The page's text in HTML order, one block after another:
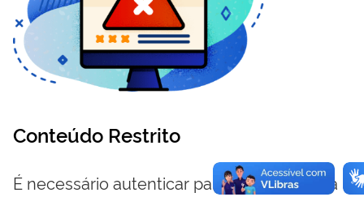
Conteúdo Restrito
É necessário autenticar para visualizar essa